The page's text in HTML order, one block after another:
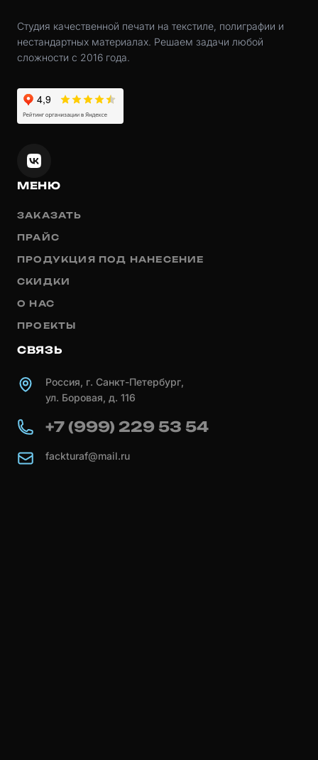
Студия качественной печати на текстиле, полиграфии и
нестандартных материалах. Решаем задачи любой
сложности с 2016 года.
МЕНЮ
ЗАКАЗАТЬ
ПРАЙС
ПРОДУКЦИЯ ПОД НАНЕСЕНИЕ
СКИДКИ
О НАС
ПРОЕКТЫ
СВЯЗЬ
Россия, г. Санкт-Петербург,
ул. Боровая, д. 116
+7 (999) 229 53 54
fackturaf@mail.ru